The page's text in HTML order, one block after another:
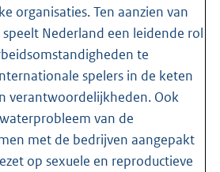
organisaties. Ten aanzien van
Nederland een leidende rol
te
spelers in de keten
verantwoordelijkheden. Ook
van de
met de bedrijven aangepakt
op sexuele en reproductieve